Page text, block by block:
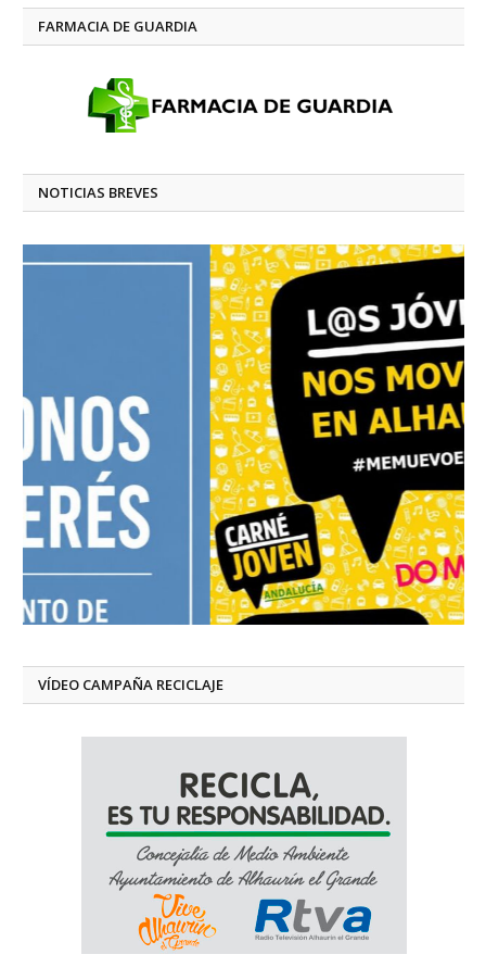
FARMACIA DE GUARDIA
NOTICIAS BREVES
VÍDEO CAMPAÑA RECICLAJE